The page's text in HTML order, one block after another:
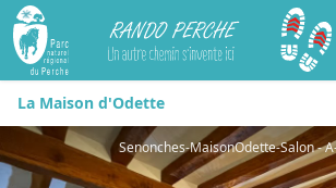
Rando Perche
La Maison d'Odette
Senonches-MaisonOdette-Salon -